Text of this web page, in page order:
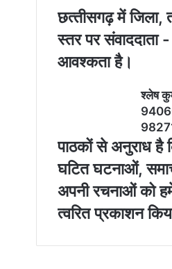
छत्‍तीसगढ़ में जिला,
स्‍तर पर संवाददाता
आवश्‍कता है।
श्‍लेष
पाठकों से अनुराध
घटित घटनाओं,
अपनी रचनाओं को
त्‍वरित प्रकाशन